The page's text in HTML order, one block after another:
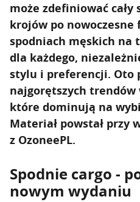
może zdefiniować cały
krojów po nowoczesne
spodniach męskich na
dla każdego,
stylu i preferencji. Oto
najgorętszych trendów
które dominują na
Materiał powstał przy
z OzoneePL.
Spodnie cargo -
nowym wydaniu